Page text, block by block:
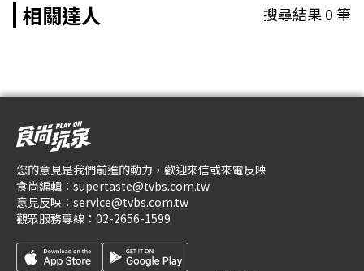
相關達人 搜尋結果0筆
您的意見是我們前進的動力，歡迎來信或來電反映
食尚編輯： supertaste@tvbs.com.tw
意見反映： service@tvbs.com.tw
觀眾服務專線： 02-2656-1599